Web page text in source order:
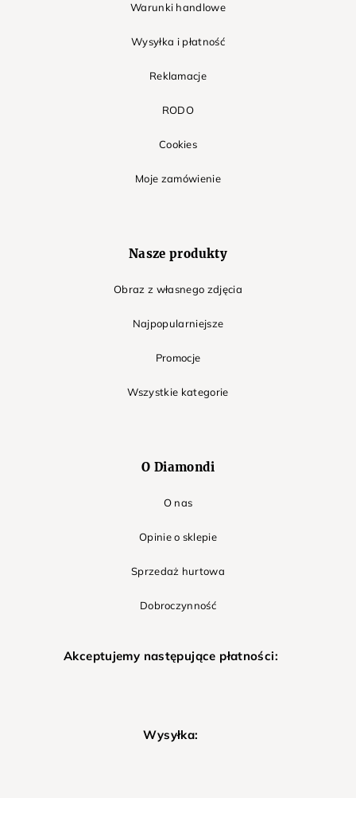
Warunki handlowe
Wysyłka i płatność
Reklamacje
RODO
Cookies
Moje zamówienie
Nasze produkty
Obraz z własnego zdjęcia
Najpopularniejsze
Promocje
Wszystkie kategorie
O Diamondi
O nas
Opinie o sklepie
Sprzedaż hurtowa
Dobroczynność
Akceptujemy następujące płatności:
Wysyłka: